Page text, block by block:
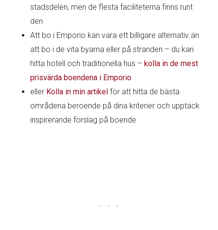
stadsdelen, men de flesta faciliteterna finns runt
den
Att bo i Emporio kan vara ett billigare alternativ än
att bo i de vita byarna eller på stranden – du kan
hitta hotell och traditionella hus – kolla in de mest
prisvärda boendena i Emporio
eller Kolla in min artikel för att hitta de bästa
områdena beroende på dina kriterier och upptäck
inspirerande förslag på boende